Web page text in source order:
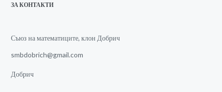
ЗА КОНТАКТИ
Съюз на математиците, клон Добрич
smbdobrich@gmail.com
Добрич